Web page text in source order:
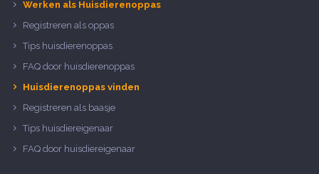
Werken als Huisdierenoppas
Registreren als oppas
Tips huisdierenoppas
FAQ door huisdierenoppas
Huisdierenoppas vinden
Registreren als baasje
Tips huisdiereigenaar
FAQ door huisdiereigenaar